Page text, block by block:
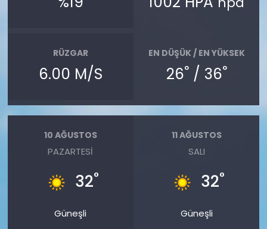
RÜZGAR
6.00 M/S
EN DÜŞÜK / EN YÜKSEK
26°/ 36°
10 AĞUSTOS
PAZARTESI
32°
Güneşli
11 AĞUSTOS
SALI
32°
Güneşli